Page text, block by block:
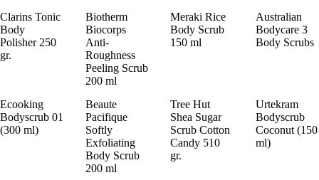
Clarins Tonic
Body
Polisher 250
gr.
Biotherm
Biocorps
Anti-
Roughness
Peeling Scrub
200 ml
Meraki Rice
Body Scrub
150 ml
Australian
Bodycare 3
Body Scrubs
Ecooking
Bodyscrub 01
(300 ml)
Beaute
Pacifique
Softly
Exfoliating
Body Scrub
200 ml
Tree Hut
Shea Sugar
Scrub Cotton
Candy 510
gr.
Urtekram
Bodyscrub
Coconut (150
ml)